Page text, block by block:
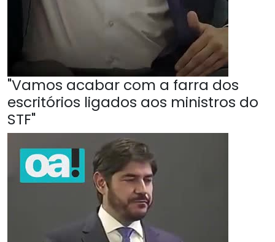
"Vamos acabar com a farra dos
escritórios ligados aos ministros do
STF"